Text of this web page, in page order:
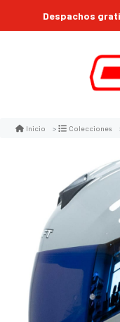
Despachos
Inicio Colecciones